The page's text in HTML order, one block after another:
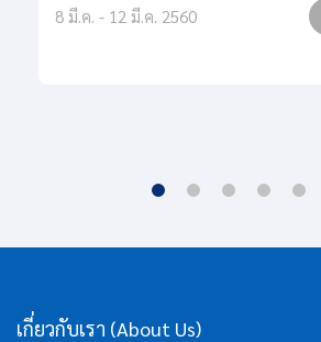
8 มี.ค. - 12 มี.ค. 2560
เกี่ยวกับเรา (About Us)